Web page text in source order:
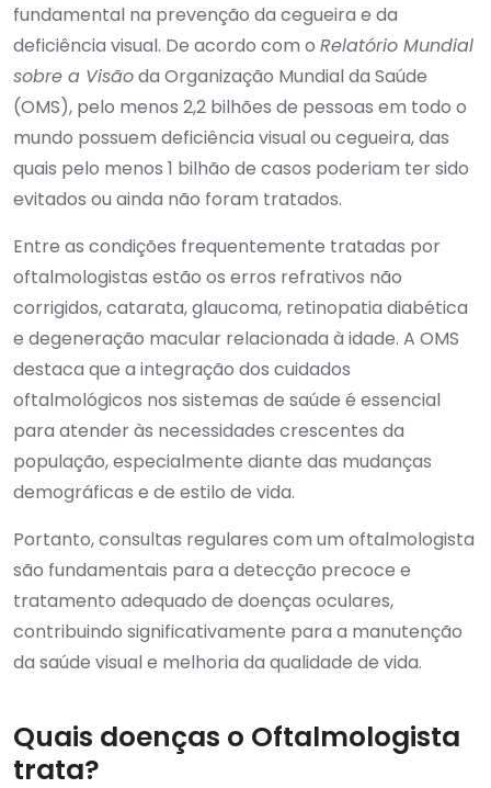
fundamental na prevenção da cegueira e da
deficiência visual. De acordo com o Relatório Mundial
sobre a Visãoda Organização Mundial da Saúde
(OMS), pelo menos 2,2 bilhões de pessoas em todo o
mundo possuem deficiência visual ou cegueira, das
quais pelo menos 1 bilhão de casos poderiam ter sido
evitados ou ainda não foram tratados.
Entre as condições frequentemente tratadas por
oftalmologistas estão os erros refrativos não
corrigidos, catarata, glaucoma, retinopatia diabética
e degeneração macular relacionada à idade. A OMS
destaca que a integração dos cuidados
oftalmológicos nos sistemas de saúde é essencial
para atender às necessidades crescentes da
população, especialmente diante das mudanças
demográficas e de estilo de vida.
Portanto, consultas regulares com um oftalmologista
são fundamentais para a detecção precoce e
tratamento adequado de doenças oculares,
contribuindo significativamente para a manutenção
da saúde visual e melhoria da qualidade de vida.
Quais doenças o Oftalmologista
trata?